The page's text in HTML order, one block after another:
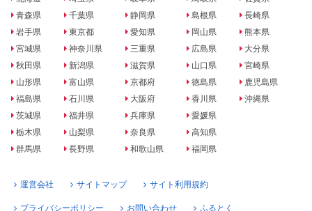
青森県
岩手県
宮城県
秋田県
山形県
福島県
茨城県
栃木県
群馬県
千葉県
東京都
神奈川県
新潟県
富山県
石川県
福井県
山梨県
長野県
静岡県
愛知県
三重県
滋賀県
京都府
大阪府
兵庫県
奈良県
和歌山県
島根県
岡山県
広島県
山口県
徳島県
香川県
愛媛県
高知県
福岡県
長崎県
熊本県
大分県
宮崎県
鹿児島県
沖縄県
運営会社 サイトマップ サイト利用規約
プライバシーポリシー お問い合わせ ふるとく